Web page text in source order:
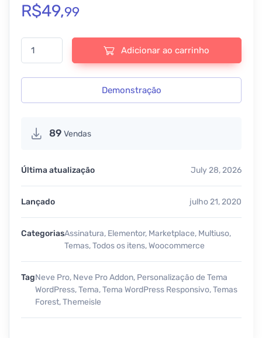
R$49,99
Neve Pro Addon - Themeisle v3.2.6 quantidade
Adicionar ao carrinho
Demonstração
89 Vendas
Última atualização July 28, 2026
Lançado julho 21, 2020
CategoriasAssinatura, Elementor, Marketplace, Multiuso,
Temas,Todos os itens,Woocommerce
TagNeve Pro, Neve Pro Addon, Personalização de Tema
WordPress,Tema,Tema WordPress Responsivo,Temas
Forest,Themeisle